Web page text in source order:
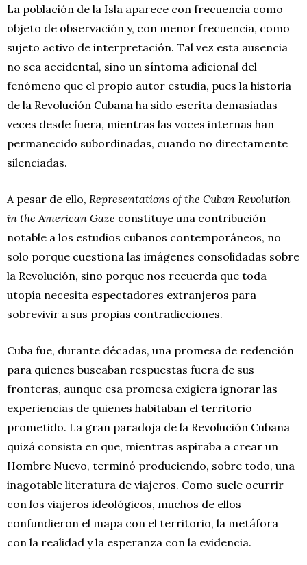
La población de la Isla aparece con frecuencia como
objeto de observación y, con menor frecuencia, como
sujeto activo de interpretación. Tal vez esta ausencia
no sea accidental, sino un síntoma adicional del
fenómeno que el propio autor estudia, pues la historia
de la Revolución Cubana ha sido escrita demasiadas
veces desde fuera, mientras las voces internas han
permanecido subordinadas, cuando no directamente
silenciadas.
A pesar de ello, Representations of the Cuban Revolution
in the American Gaze constituye una contribución
notable a los estudios cubanos contemporáneos, no
solo porque cuestiona las imágenes consolidadas sobre
la Revolución, sino porque nos recuerda que toda
utopía necesita espectadores extranjeros para
sobrevivir a sus propias contradicciones.
Cuba fue, durante décadas, una promesa de redención
para quienes buscaban respuestas fuera de sus
fronteras, aunque esa promesa exigiera ignorar las
experiencias de quienes habitaban el territorio
prometido. La gran paradoja de la Revolución Cubana
quizá consista en que, mientras aspiraba a crear un
Hombre Nuevo, terminó produciendo, sobre todo, una
inagotable literatura de viajeros. Como suele ocurrir
con los viajeros ideológicos, muchos de ellos
confundieron el mapa con el territorio, la metáfora
con la realidad y la esperanza con la evidencia.